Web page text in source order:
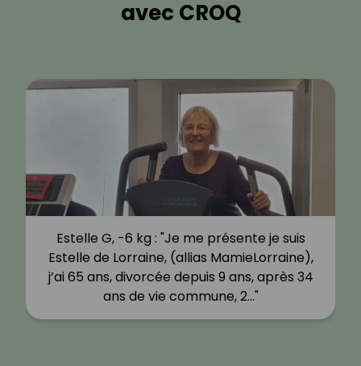
avec CROQ
Estelle G, -6 kg : "Je me présente je suis
Estelle de Lorraine, (allias MamieLorraine),
j’ai 65 ans, divorcée depuis 9 ans, après 34
ans de vie commune, 2…"